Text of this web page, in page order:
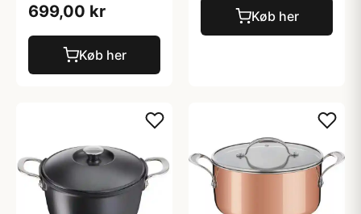
699,00 kr
Køb her
Køb her